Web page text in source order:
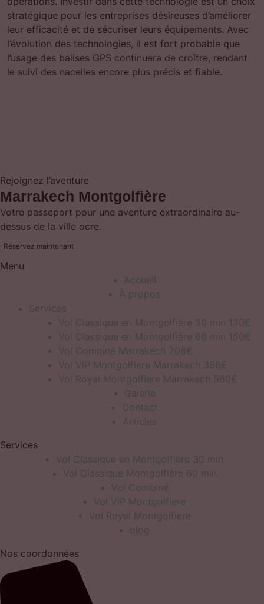
stratégique pour les entreprises désireuses d’améliorer
leur efficacité et de sécuriser leurs équipements. Avec
l’évolution des technologies, il est fort probable que
l’usage des balises GPS continuera de croître, rendant
le suivi des nacelles encore plus précis et fiable.
Rejoignez l’aventure
Marrakech Montgolfière
Votre passeport pour une aventure extraordinaire au-
dessus de la ville ocre.
Réservez maintenant
Menu
Accueil
À propos
Services
Vol Classique en Montgolfière 30 min 130€
Vol Classique en Montgolfière 60 min 150€
Vol Combiné Marrakech 208€
Vol VIP Montgolfiere Marrakech 360€
Vol Royal Montgolfiere Marrakech 580€
Galerie
Contact
Articles
Services
Vol Classique en Montgolfière 30 min
Vol Classique Montgolfière 60 min
Vol Combiné
Vol VIP Montgolfiere
Vol Royal Montgolfiere
blog
Nos coordonnées